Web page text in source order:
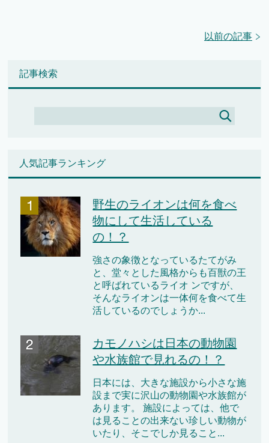
以前の記事
記事検索
人気記事ランキング
野生のライオンは何を食べ
物にして生活している
の！？
強さの象徴となっているたてがみ
と、堂々とした風格からも百獣の王
と呼ばれているライオ ンですが、
そんなライオンは一体何を食べて生
活しているのでしょうか...
カモノハシは日本の動物園
や水族館で見れるの！？
日本には、大きな施設から小さな施
設まで実に沢山の動物園や水族館が
あります。 施設によっては、他で
は見ることの出来ない珍しい動物が
いたり、そこでしか見ること...